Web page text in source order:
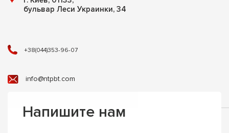
бульвар Леси Украинки, 34
+38(044)353-96-07
info@ntpbt.com
Напишите нам